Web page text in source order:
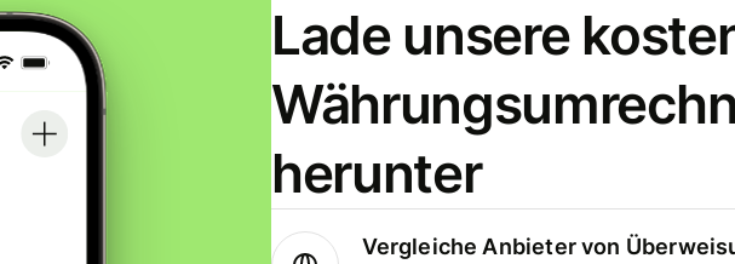
Lade unsere
herunter
Vergleiche Anbieter von